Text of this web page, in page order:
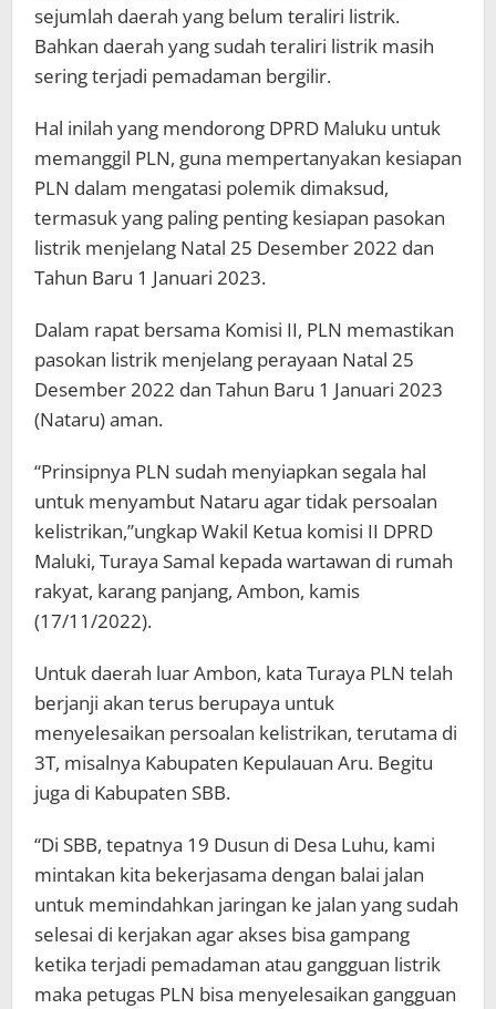
sejumlah daerah yang belum teraliri listrik.
Bahkan daerah yang sudah teraliri listrik masih
sering terjadi pemadaman bergilir.
Hal inilah yang mendorong DPRD Maluku untuk
memanggil PLN, guna mempertanyakan kesiapan
PLN dalam mengatasi polemik dimaksud,
termasuk yang paling penting kesiapan pasokan
listrik menjelang Natal 25 Desember 2022 dan
Tahun Baru 1 Januari 2023.
Dalam rapat bersama Komisi II, PLN memastikan
pasokan listrik menjelang perayaan Natal 25
Desember 2022 dan Tahun Baru 1 Januari 2023
(Nataru) aman.
“Prinsipnya PLN sudah menyiapkan segala hal
untuk menyambut Nataru agar tidak persoalan
kelistrikan,”ungkap Wakil Ketua komisi II DPRD
Maluki, Turaya Samal kepada wartawan di rumah
rakyat, karang panjang, Ambon, kamis
(17/11/2022).
Untuk daerah luar Ambon, kata Turaya PLN telah
berjanji akan terus berupaya untuk
menyelesaikan persoalan kelistrikan, terutama di
3T, misalnya Kabupaten Kepulauan Aru. Begitu
juga di Kabupaten SBB.
“Di SBB, tepatnya 19 Dusun di Desa Luhu, kami
mintakan kita bekerjasama dengan balai jalan
untuk memindahkan jaringan ke jalan yang sudah
selesai di kerjakan agar akses bisa gampang
ketika terjadi pemadaman atau gangguan listrik
maka petugas PLN bisa menyelesaikan gangguan